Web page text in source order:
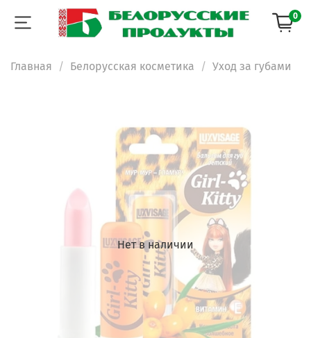
0
Главная Белорусская косметика Уход за губами
Нет в наличии